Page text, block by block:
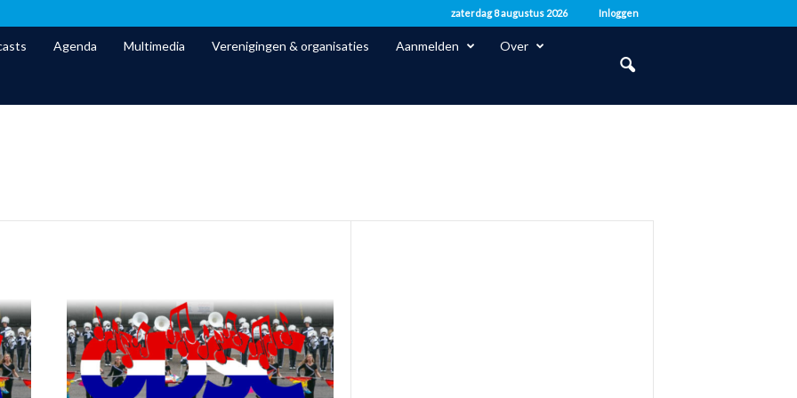
zaterdag 8 augustus 2026 Inloggen
Agenda Multimedia Verenigingen & organisaties Aanmelden Over